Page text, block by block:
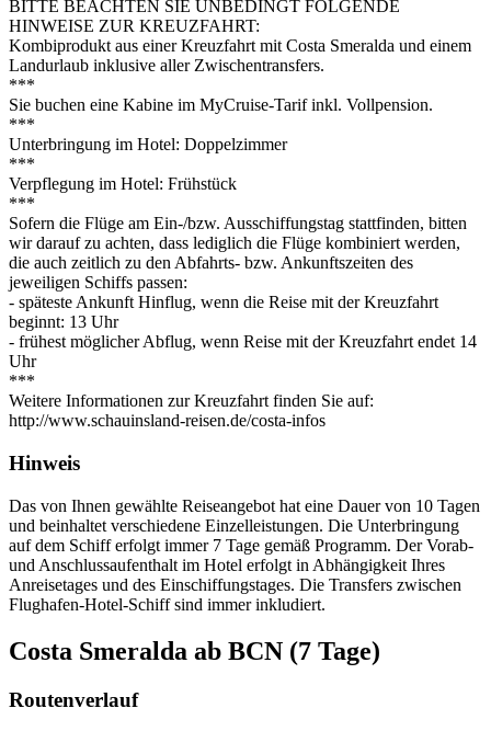
BITTE BEACHTEN SIE UNBEDINGT FOLGENDE
HINWEISE ZUR KREUZFAHRT:
Kombiprodukt aus einer Kreuzfahrt mit Costa Smeralda und einem
Landurlaub inklusive aller Zwischentransfers.
***
Sie buchen eine Kabine im MyCruise-Tarif inkl. Vollpension.
***
Unterbringung im Hotel: Doppelzimmer
***
Verpflegung im Hotel: Frühstück
***
Sofern die Flüge am Ein-/bzw. Ausschiffungstag stattfinden, bitten
wir darauf zu achten, dass lediglich die Flüge kombiniert werden,
die auch zeitlich zu den Abfahrts- bzw. Ankunftszeiten des
jeweiligen Schiffs passen:
- späteste Ankunft Hinflug, wenn die Reise mit der Kreuzfahrt
beginnt: 13 Uhr
- frühest möglicher Abflug, wenn Reise mit der Kreuzfahrt endet 14
Uhr
***
Weitere Informationen zur Kreuzfahrt finden Sie auf:
http://www.schauinsland-reisen.de/costa-infos
Hinweis
Das von Ihnen gewählte Reiseangebot hat eine Dauer von 10 Tagen
und beinhaltet verschiedene Einzelleistungen. Die Unterbringung
auf dem Schiff erfolgt immer 7 Tage gemäß Programm. Der Vorab-
und Anschlussaufenthalt im Hotel erfolgt in Abhängigkeit Ihres
Anreisetages und des Einschiffungstages. Die Transfers zwischen
Flughafen-Hotel-Schiff sind immer inkludiert.
Costa Smeralda ab BCN (7 Tage)
Routenverlauf